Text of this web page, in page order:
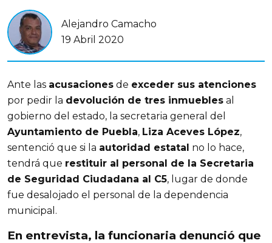
Alejandro Camacho
19 Abril 2020
Ante las acusaciones de exceder sus atenciones
por pedir la devolución de tres inmuebles al
gobierno del estado, la secretaria general del
Ayuntamiento de Puebla, Liza Aceves López,
sentenció que si la autoridad estatal no lo hace,
tendrá que restituir al personal de la Secretaria
de Seguridad Ciudadana al C5, lugar de donde
fue desalojado el personal de la dependencia
municipal.
En entrevista, la funcionaria denunció que